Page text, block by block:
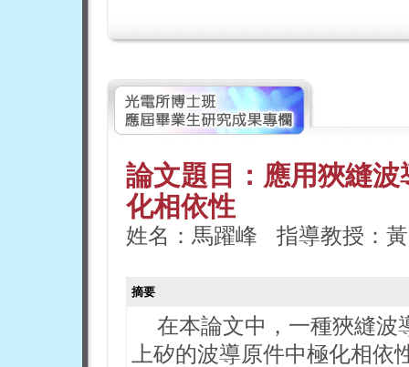
論文題目：應用狹縫
化相依性
姓名：馬躍峰 指導教授：
摘要
在本論文中，一種狹縫波
上矽的波導原件中極化相